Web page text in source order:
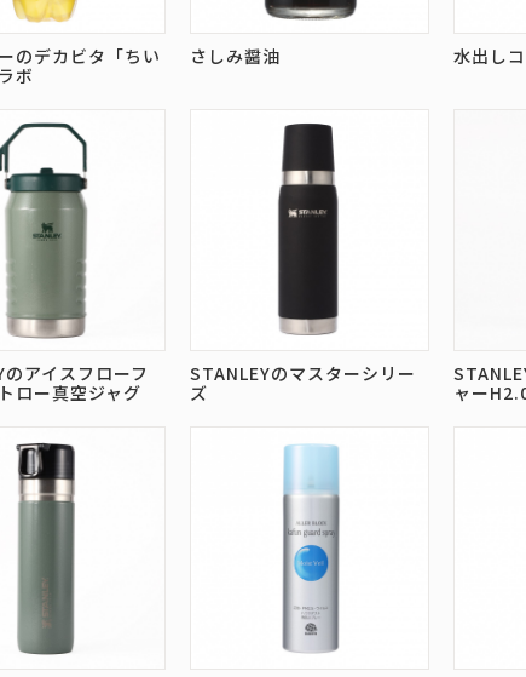
のデカビタ「ちい
ボ
さしみ醤油 水出し
アイスフローフ
ロー真空ジャグ
STANLEYのマスターシリー
ズ
ャー